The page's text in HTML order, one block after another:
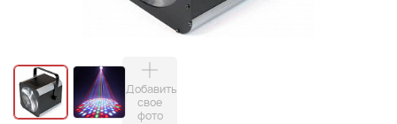
Добавить
свое
фото